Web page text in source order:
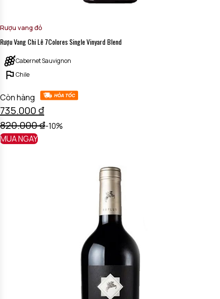
Rượu vang đỏ
Rượu Vang Chi Lê 7Colores Single Vinyard Blend
Cabernet Sauvignon
Chile
Còn hàng
735.000₫
820.000₫-10%
MUA NGAY